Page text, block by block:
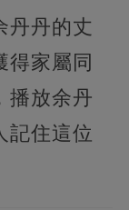
丹丹的丈
得家屬同
播放余丹
記住這位